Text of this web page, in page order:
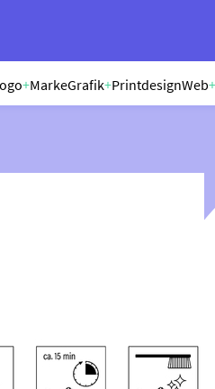
+MarkeGrafik+PrintdesignWeb+